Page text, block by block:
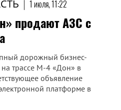
| 1 июля, 11:22
продают АЗС с
дорожный бизнес-
трассе М-4 «Дон» в
объявление
платформе в